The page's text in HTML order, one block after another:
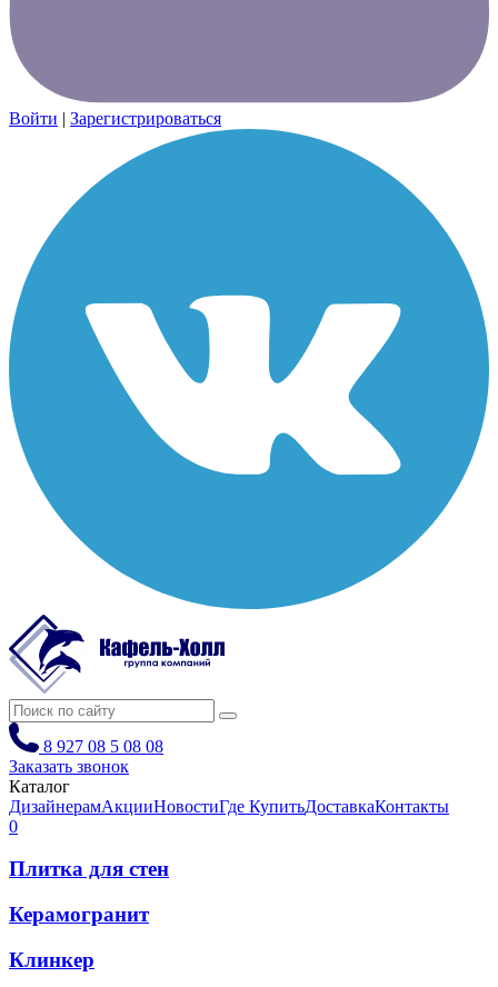
Войти | Зарегистрироваться
8 927 08 5 08 08
Заказать звонок
Каталог
ДизайнерамАкцииНовостиГде КупитьДоставкаКонтакты
0
Плитка для стен
Керамогранит
Клинкер